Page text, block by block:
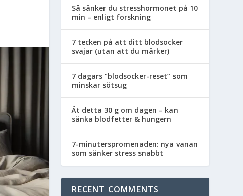
Så sänker du stresshormonet på 10
min – enligt forskning
7 tecken på att ditt blodsocker
svajar (utan att du märker)
7 dagars “blodsocker-reset” som
minskar sötsug
Ät detta 30 g om dagen – kan
sänka blodfetter & hungern
7-minuterspromenaden: nya vanan
som sänker stress snabbt
RECENT COMMENTS